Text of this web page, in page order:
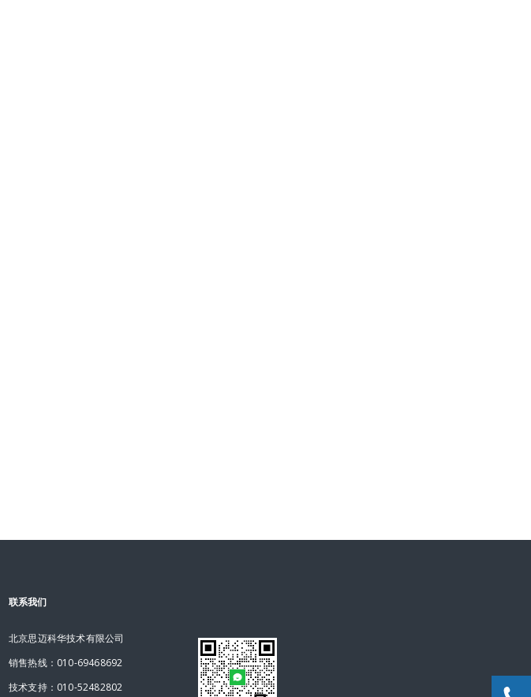
联系我们
北京思迈科华技术有限公司
销售热线：010-69468692
技术支持：010-52482802